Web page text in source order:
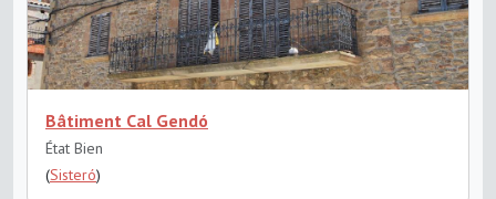
Bâtiment Cal Gendó
État Bien
(Sisteró)